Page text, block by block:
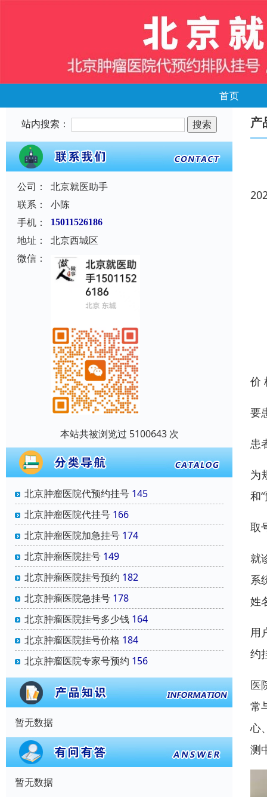
首页
站内搜索：
公司：
北京就医助手
联系：
小陈
手机：
15011526186
地址：
北京西城区
微信：
本站共被浏览过 5100643 次
北京肿瘤医院代预约挂号 145
北京肿瘤医院代挂号 166
北京肿瘤医院加急挂号 174
北京肿瘤医院挂号 149
北京肿瘤医院挂号预约 182
北京肿瘤医院急挂号 178
北京肿瘤医院挂号多少钱 164
北京肿瘤医院挂号价格 184
北京肿瘤医院专家号预约 156
暂无数据
暂无数据
产
价
要
患
为
和
取
就
系
姓
用
约
医
常
心
测